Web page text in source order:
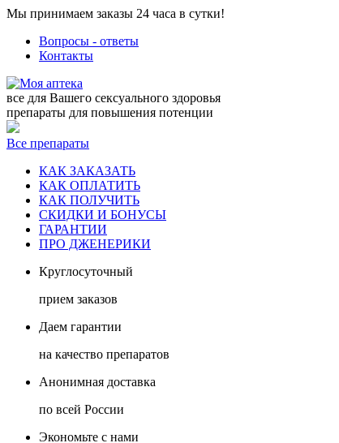
Мы принимаем заказы 24 часа в сутки!
Вопросы - ответы
Контакты
все для Вашего сексуального здоровья
препараты для повышения потенции
Все препараты
КАК ЗАКАЗАТЬ
КАК ОПЛАТИТЬ
КАК ПОЛУЧИТЬ
СКИДКИ И БОНУСЫ
ГАРАНТИИ
ПРО ДЖЕНЕРИКИ
Круглосуточный
прием заказов
Даем гарантии
на качество препаратов
Анонимная доставка
по всей России
Экономьте с нами